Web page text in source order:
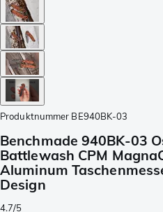
Produktnummer BE940BK-03
Benchmade 940BK-03
Battlewash CPM
Aluminum
Design
4.7/5